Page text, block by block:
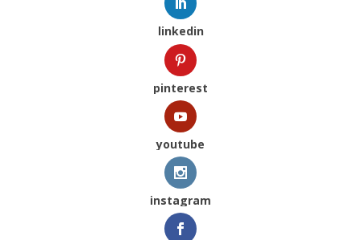
linkedin
pinterest
youtube
instagram